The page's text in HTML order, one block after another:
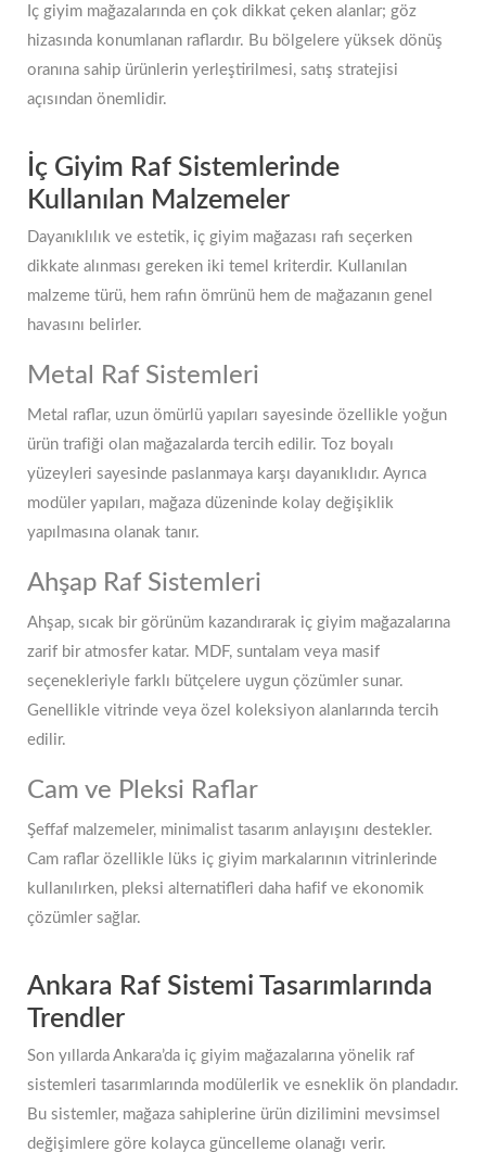
Iç giyim mağazalarında en çok dikkat çeken alanlar; göz
hizasında konumlanan raflardır. Bu bölgelere yüksek dönüş
oranına sahip ürünlerin yerleştirilmesi, satış stratejisi
açısından önemlidir.
İç Giyim Raf Sistemlerinde
Kullanılan Malzemeler
Dayanıklılık ve estetik, iç giyim mağazası rafı seçerken
dikkate alınması gereken iki temel kriterdir. Kullanılan
malzeme türü, hem rafın ömrünü hem de mağazanın genel
havasını belirler.
Metal Raf Sistemleri
Metal raflar, uzun ömürlü yapıları sayesinde özellikle yoğun
ürün trafiği olan mağazalarda tercih edilir. Toz boyalı
yüzeyleri sayesinde paslanmaya karşı dayanıklıdır. Ayrıca
modüler yapıları, mağaza düzeninde kolay değişiklik
yapılmasına olanak tanır.
Ahşap Raf Sistemleri
Ahşap, sıcak bir görünüm kazandırarak iç giyim mağazalarına
zarif bir atmosfer katar. MDF, suntalam veya masif
seçenekleriyle farklı bütçelere uygun çözümler sunar.
Genellikle vitrinde veya özel koleksiyon alanlarında tercih
edilir.
Cam ve Pleksi Raflar
Şeffaf malzemeler, minimalist tasarım anlayışını destekler.
Cam raflar özellikle lüks iç giyim markalarının vitrinlerinde
kullanılırken, pleksi alternatifleri daha hafif ve ekonomik
çözümler sağlar.
Ankara Raf Sistemi Tasarımlarında
Trendler
Son yıllarda Ankara’da iç giyim mağazalarına yönelik raf
sistemleri tasarımlarında modülerlik ve esneklik ön plandadır.
Bu sistemler, mağaza sahiplerine ürün dizilimini mevsimsel
değişimlere göre kolayca güncelleme olanağı verir.